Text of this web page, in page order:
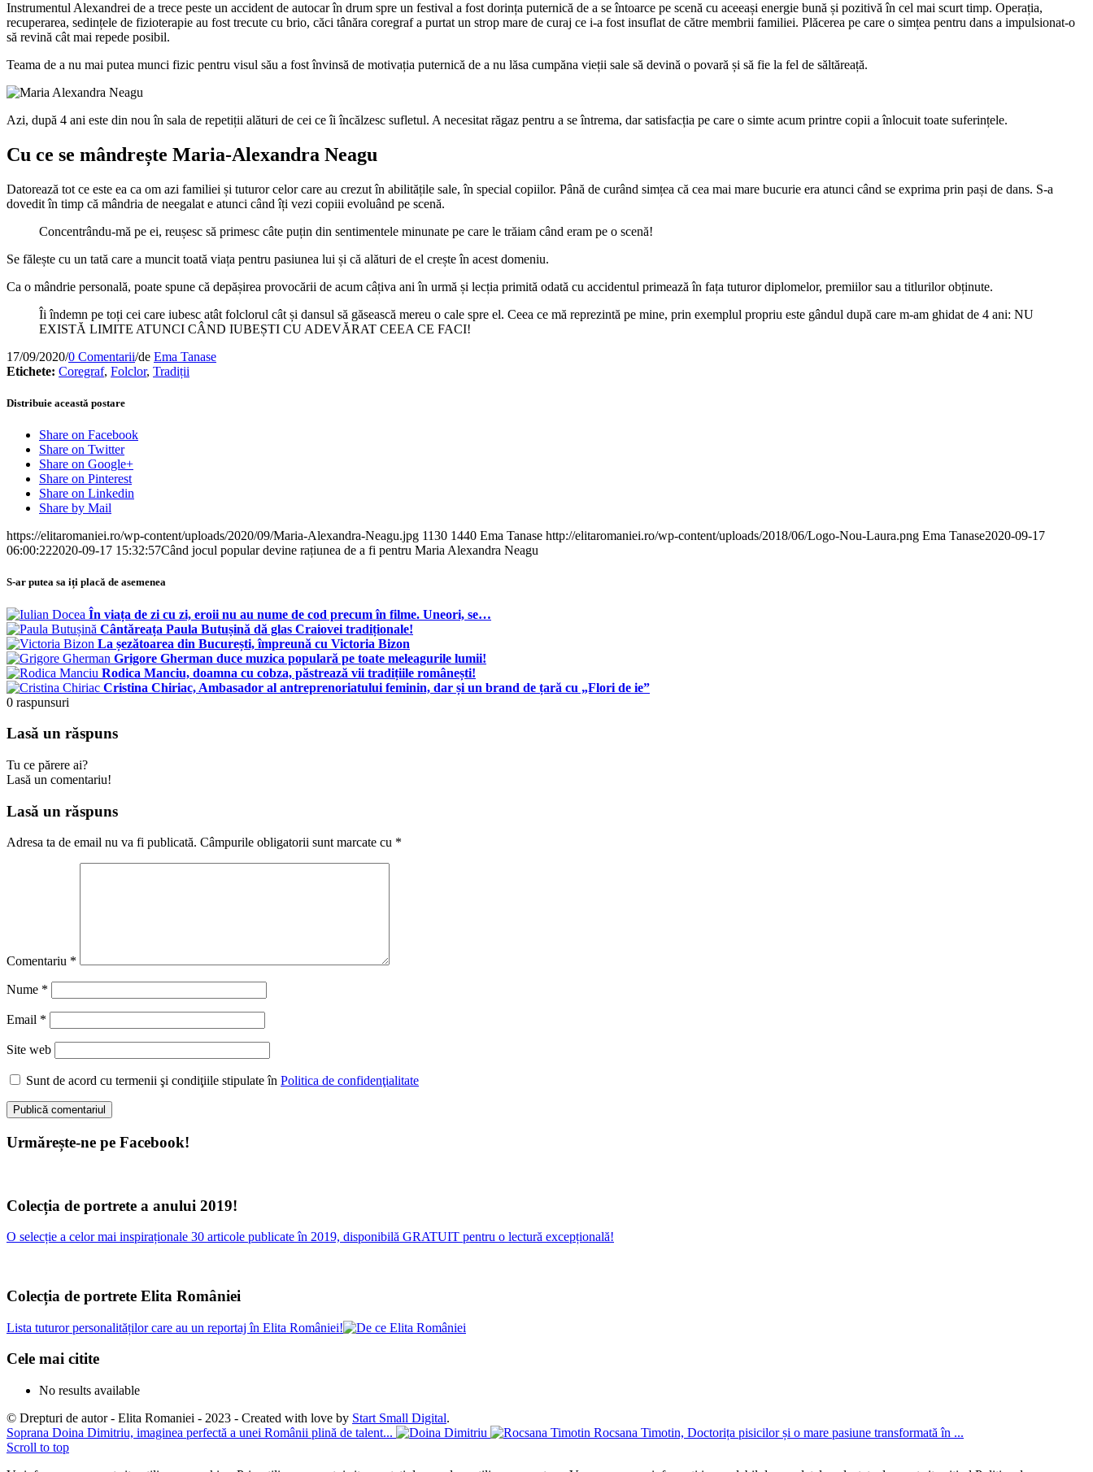
Instrumentul Alexandrei de a trece peste un accident de autocar în drum spre un festival a fost dorința puternică de a se întoarce pe scenă cu aceeași energie bună și pozitivă în cel mai scurt timp. Operația,
recuperarea, sedințele de fizioterapie au fost trecute cu brio, căci tânăra coregraf a purtat un strop mare de curaj ce i-a fost insuflat de către membrii familiei. Plăcerea pe care o simțea pentru dans a impulsionat-o
să revină cât mai repede posibil.
Teama de a nu mai putea munci fizic pentru visul său a fost învinsă de motivația puternică de a nu lăsa cumpăna vieții sale să devină o povară și să fie la fel de săltăreață.
Azi, după 4 ani este din nou în sala de repetiții alături de cei ce îi încălzesc sufletul. A necesitat răgaz pentru a se întrema, dar satisfacția pe care o simte acum printre copii a înlocuit toate suferințele.
Cu ce se mândrește Maria-Alexandra Neagu
Datorează tot ce este ea ca om azi familiei și tuturor celor care au crezut în abilitățile sale, în special copiilor. Până de curând simțea că cea mai mare bucurie era atunci când se exprima prin pași de dans. S-a
dovedit în timp că mândria de neegalat e atunci când îți vezi copiii evoluând pe scenă.
Concentrându-mă pe ei, reușesc să primesc câte puțin din sentimentele minunate pe care le trăiam când eram pe o scenă!
Se fălește cu un tată care a muncit toată viața pentru pasiunea lui și că alături de el crește în acest domeniu.
Ca o mândrie personală, poate spune că depășirea provocării de acum câțiva ani în urmă și lecția primită odată cu accidentul primează în fața tuturor diplomelor, premiilor sau a titlurilor obținute.
Îi îndemn pe toți cei care iubesc atât folclorul cât și dansul să găsească mereu o cale spre el. Ceea ce mă reprezintă pe mine, prin exemplul propriu este gândul după care m-am ghidat de 4 ani: NU
EXISTĂ LIMITE ATUNCI CÂND IUBEȘTI CU ADEVĂRAT CEEA CE FACI!
17/09/2020/0 Comentarii/de Ema Tanase
Etichete: Coregraf, Folclor, Tradiții
Distribuie această postare
Share on Facebook
Share on Twitter
Share on Google+
Share on Pinterest
Share on Linkedin
Share by Mail
https://elitaromaniei.ro/wp-content/uploads/2020/09/Maria-Alexandra-Neagu.jpg 1130 1440 Ema Tanase http://elitaromaniei.ro/wp-content/uploads/2018/06/Logo-Nou-Laura.png Ema Tanase2020-09-17
06:00:222020-09-17 15:32:57Când jocul popular devine rațiunea de a fi pentru Maria Alexandra Neagu
S-ar putea sa iți placă de asemenea
În viața de zi cu zi, eroii nu au nume de cod precum în filme. Uneori, se…
Cântăreața Paula Butușină dă glas Craiovei tradiționale!
La șezătoarea din București, împreună cu Victoria Bizon
Grigore Gherman duce muzica populară pe toate meleagurile lumii!
Rodica Manciu, doamna cu cobza, păstrează vii tradițiile românești!
Cristina Chiriac, Ambasador al antreprenoriatului feminin, dar și un brand de țară cu „Flori de ie”
0 raspunsuri
Lasă un răspuns
Tu ce părere ai?
Lasă un comentariu!
Lasă un răspuns
Adresa ta de email nu va fi publicată. Câmpurile obligatorii sunt marcate cu *
Comentariu *
Nume *
Email *
Site web
Sunt de acord cu termenii şi condiţiile stipulate în Politica de confidenţialitate
Urmărește-ne pe Facebook!
Colecția de portrete a anului 2019!
O selecție a celor mai inspiraționale 30 articole publicate în 2019, disponibilă GRATUIT pentru o lectură excepțională!
Colecția de portrete Elita României
Lista tuturor personalităților care au un reportaj în Elita României!
Cele mai citite
No results available
© Drepturi de autor - Elita Romaniei - 2023 - Created with love by Start Small Digital.
Soprana Doina Dimitriu, imaginea perfectă a unei Românii plină de talent...
Rocsana Timotin, Doctorița pisicilor și o mare pasiune transformată în ...
Scroll to top